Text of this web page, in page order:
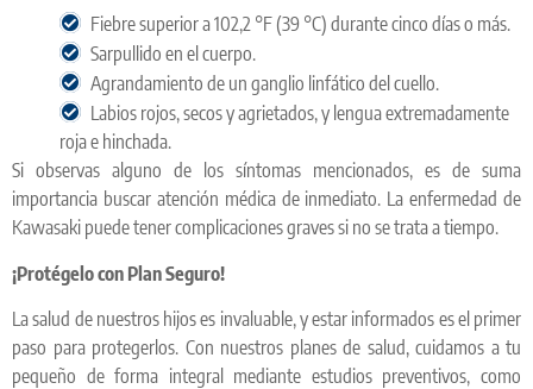
Fiebre superior a 102,2 °F (39 °C) durante cinco días o más.
Sarpullido en el cuerpo.
Agrandamiento de un ganglio linfático del cuello.
Labios rojos, secos y agrietados, y lengua extremadamente
roja e hinchada.
Si observas alguno de los síntomas mencionados, es de suma
importancia buscar atención médica de inmediato. La enfermedad de
Kawasaki puede tener complicaciones graves si no se trata a tiempo.
¡Protégelo con Plan Seguro!
La salud de nuestros hijos es invaluable, y estar informados es el primer
paso para protegerlos. Con nuestros planes de salud, cuidamos a tu
pequeño de forma integral mediante estudios preventivos, como